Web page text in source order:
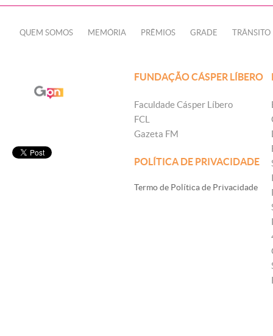
QUEM SOMOS MEMÓRIA PRÊMIOS GRADE TRÂNSITO
FUNDAÇÃO CÁSPER LÍBERO
Faculdade Cásper Líbero
FCL
Gazeta FM
POLÍTICA DE PRIVACIDADE
Termo de Política de Privacidade